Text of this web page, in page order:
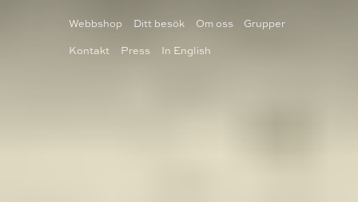
Webbshop Ditt besök Om oss
Grupper
Kontakt
Press In English